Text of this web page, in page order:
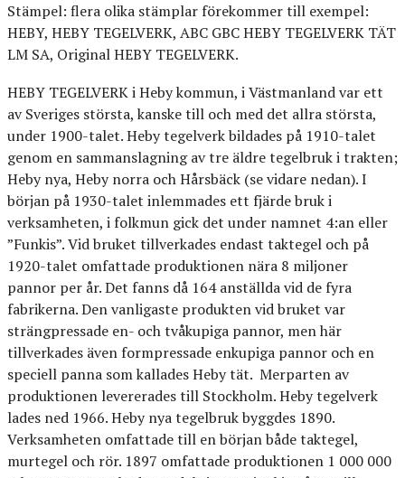
Stämpel: flera olika stämplar förekommer till exempel:
HEBY, HEBY TEGELVERK, ABC GBC HEBY TEGELVERK TÄT
LM SA, Original HEBY TEGELVERK.
HEBY TEGELVERK i Heby kommun, i Västmanland var ett
av Sveriges största, kanske till och med det allra största,
under 1900-talet. Heby tegelverk bildades på 1910-talet
genom en sammanslagning av tre äldre tegelbruk i trakten;
Heby nya, Heby norra och Hårsbäck (se vidare nedan). I
början på 1930-talet inlemmades ett fjärde bruk i
verksamheten, i folkmun gick det under namnet 4:an eller
”Funkis”. Vid bruket tillverkades endast taktegel och på
1920-talet omfattade produktionen nära 8 miljoner
pannor per år. Det fanns då 164 anställda vid de fyra
fabrikerna. Den vanligaste produkten vid bruket var
strängpressade en- och tvåkupiga pannor, men här
tillverkades även formpressade enkupiga pannor och en
speciell panna som kallades Heby tät. Merparten av
produktionen levererades till Stockholm. Heby tegelverk
lades ned 1966. Heby nya tegelbruk byggdes 1890.
Verksamheten omfattade till en början både taktegel,
murtegel och rör. 1897 omfattade produktionen 1 000 000